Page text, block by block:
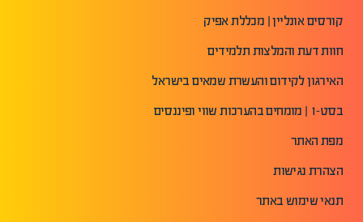
קורסים אונליין | מכללת אפיק
חוות דעת והמלצות תלמידים
האירגון לקידום והעשרת שמאים בישראל
בסט-1 | מומחים בהערכות שווי ופיננסים
מפת האתר
הצהרת נגישות
תנאי שימוש באתר